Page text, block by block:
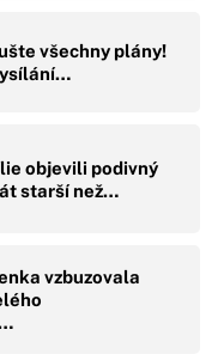
všechny plány!
objevili podivný
starší než…
vzbuzovala